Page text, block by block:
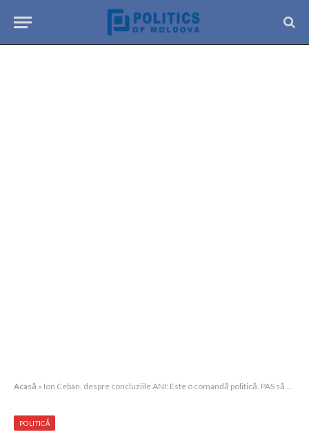
Acasă » Ion Ceban, despre concluziile ANI: Este o comandă politică. PAS să fie atât de transparent cum sunt eu
POLITICĂ